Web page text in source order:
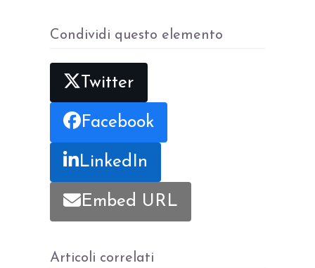
Condividi questo elemento
Twitter
Facebook
LinkedIn
Embed URL
Articoli correlati